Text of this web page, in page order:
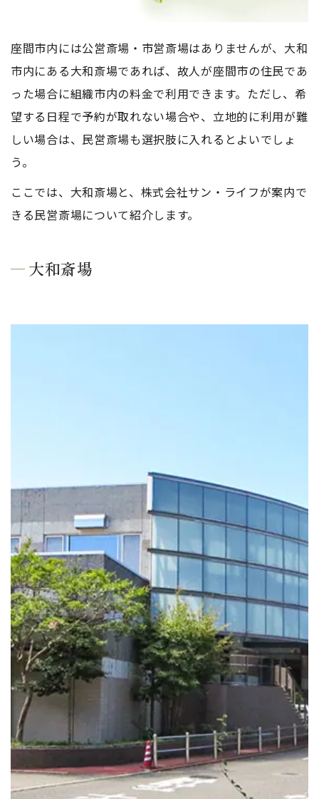
座間市内には公営斎場・市営斎場はありませんが、大和
市内にある大和斎場であれば、故人が座間市の住民であ
った場合に組織市内の料金で利用できます。ただし、希
望する日程で予約が取れない場合や、立地的に利用が難
しい場合は、民営斎場も選択肢に入れるとよいでしょ
う。
ここでは、大和斎場と、株式会社サン・ライフが案内で
きる民営斎場について紹介します。
大和斎場